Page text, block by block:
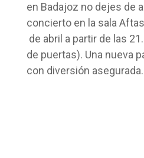
en Badajoz no dejes de
concierto en la sala
de abril a partir de las
de puertas). Una nueva
con diversión asegurada.